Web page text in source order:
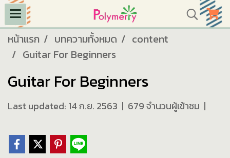
หน้าแรก บทความทั้งหมด
content
Guitar For Beginners
Guitar For Beginners
Last updated: 14 ก.ย. 2563 | 679 จำนวนผู้เข้าชม |